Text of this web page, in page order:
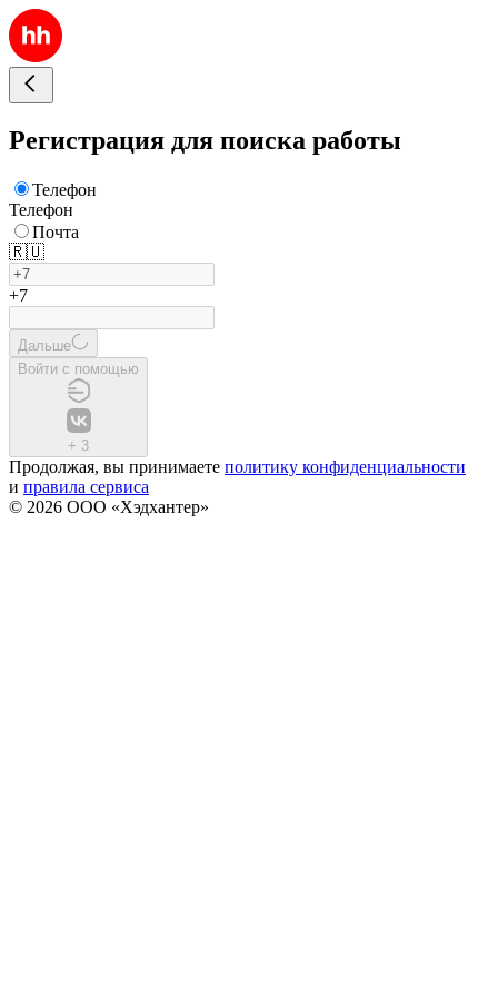
Регистрация для поиска работы
Телефон
Телефон
Почта
🇷🇺
+7
Дальше
Войти с помощью
+ 3
Продолжая, вы принимаете политику конфиденциальности
и правила сервиса
© 2026 ООО «Хэдхантер»